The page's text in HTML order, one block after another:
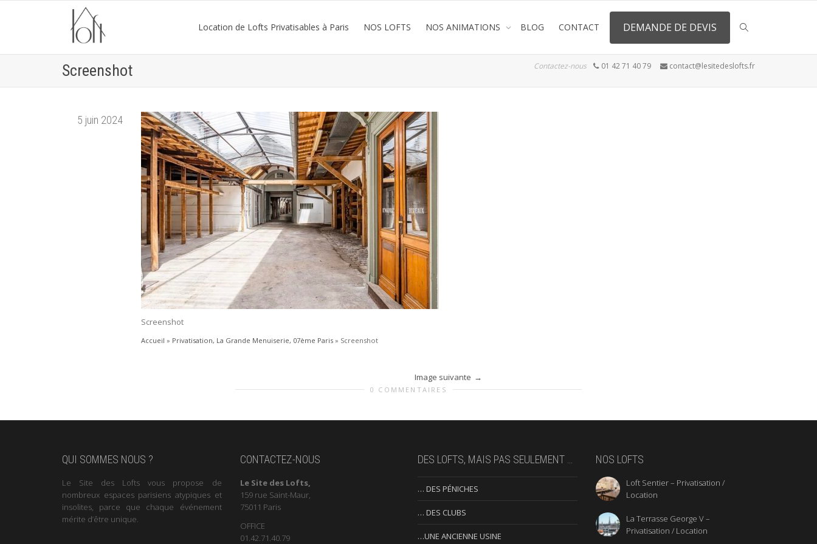
Location de Lofts Privatisables à Paris NOS LOFTS NOS ANIMATIONS BLOG CONTACT DEMANDE DE DEVIS
Screenshot Contactez-nous 01 42 71 40 79 contact@lesitedeslofts.fr
5 juin 2024
Screenshot
Accueil » Privatisation, La Grande Menuiserie, 07ème Paris » Screenshot
Image suivante
0 COMMENTAIRES
QUI SOMMES NOUS ?
Le Site des Lofts vous propose de
nombreux espaces parisiens atypiques et
insolites, parce que chaque événement
mérite d’être unique.
CONTACTEZ-NOUS
Le Site des Lofts,
159 rue Saint-Maur,
75011 Paris
OFFICE
01.42.71.40.79
DES LOFTS, MAIS PAS SEULEMENT …
… DES PÉNICHES
… DES CLUBS
…UNE ANCIENNE USINE
NOS LOFTS
Loft Sentier – Privatisation /
Location
La Terrasse George V –
Privatisation / Location